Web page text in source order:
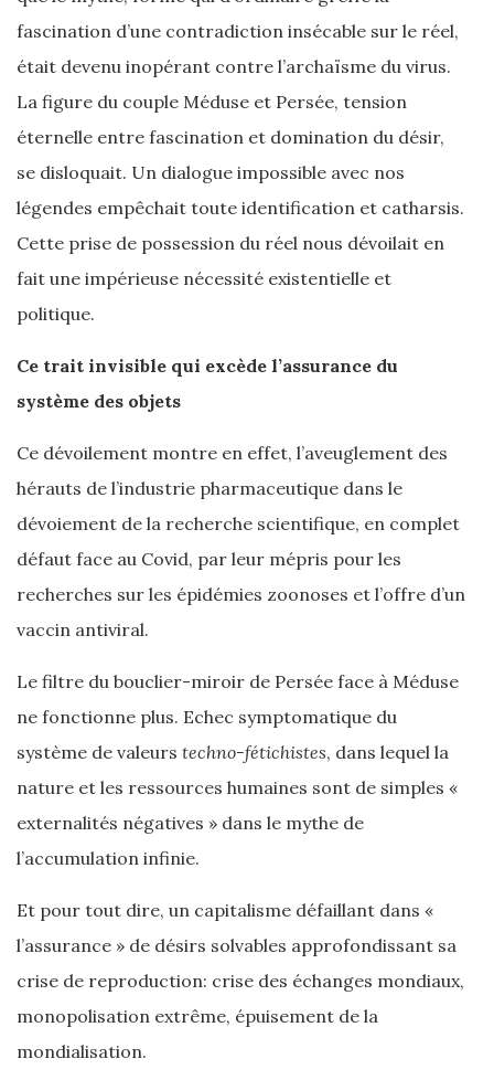
fascination d’une contradiction insécable sur le réel,
était devenu inopérant contre l’archaïsme du virus.
La figure du couple Méduse et Persée, tension
éternelle entre fascination et domination du désir,
se disloquait. Un dialogue impossible avec nos
légendes empêchait toute identification et catharsis.
Cette prise de possession du réel nous dévoilait en
fait une impérieuse nécessité existentielle et
politique.
Ce trait invisible qui excède l’assurance du
système des objets
Ce dévoilement montre en effet, l’aveuglement des
hérauts de l’industrie pharmaceutique dans le
dévoiement de la recherche scientifique, en complet
défaut face au Covid, par leur mépris pour les
recherches sur les épidémies zoonoses et l’offre d’un
vaccin antiviral.
Le filtre du bouclier-miroir de Persée face à Méduse
ne fonctionne plus. Echec symptomatique du
système de valeurs techno-fétichistes, dans lequel la
nature et les ressources humaines sont de simples «
externalités négatives » dans le mythe de
l’accumulation infinie.
Et pour tout dire, un capitalisme défaillant dans «
l’assurance » de désirs solvables approfondissant sa
crise de reproduction: crise des échanges mondiaux,
monopolisation extrême, épuisement de la
mondialisation.